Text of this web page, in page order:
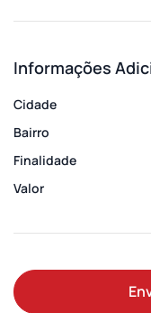
Informações
Cidade
Bairro
Finalidade
Valor